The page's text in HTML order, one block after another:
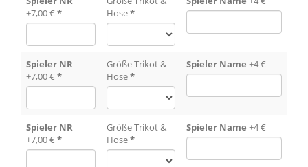
+7,00 € *
Hose*
Spieler NR
+7,00 € *
Größe Trikot &
Hose*
Spieler Name +4 €
Spieler NR
+7,00 € *
Größe Trikot &
Hose*
Spieler Name +4 €